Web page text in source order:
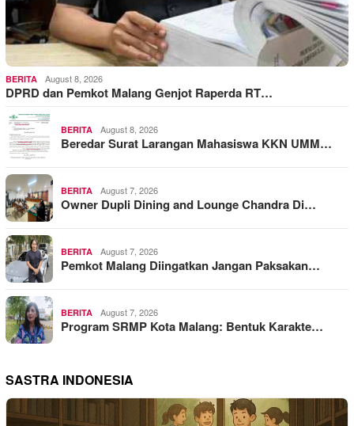
BERITA August 8, 2026
DPRD dan Pemkot Malang Genjot Raperda RT…
BERITA August 8, 2026
Beredar Surat Larangan Mahasiswa KKN UMM…
BERITA August 7, 2026
Owner Dupli Dining and Lounge Chandra Di…
BERITA August 7, 2026
Pemkot Malang Diingatkan Jangan Paksakan…
BERITA August 7, 2026
Program SRMP Kota Malang: Bentuk Karakte…
SASTRA INDONESIA